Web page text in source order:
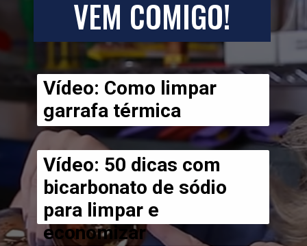
VEM COMIGO!
Vídeo: Como limpar
garrafa térmica
Vídeo: 50 dicas com
bicarbonato de sódio
para limpar e
economizar